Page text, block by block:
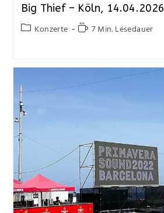
Big Thief – Köln, 14.04.2026
Konzerte 7 Min. Lesedauer